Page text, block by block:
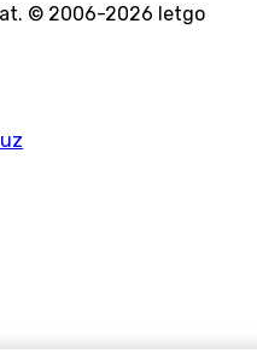
© 2006-2026 letgo